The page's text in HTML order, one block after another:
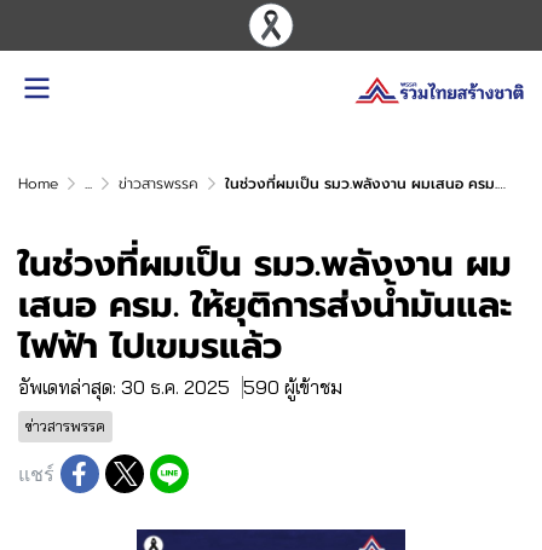
Home ... ข่าวสารพรรค ในช่วงที่ผมเป็น รมว.พลังงาน ผมเสนอ ครม. ให้ยุติการส่งน้ำมันและไฟฟ้า ไปเขมรแล้ว
ในช่วงที่ผมเป็น รมว.พลังงาน ผม
เสนอ ครม. ให้ยุติการส่งน้ำมันและ
ไฟฟ้า ไปเขมรแล้ว
อัพเดทล่าสุด: 30 ธ.ค. 2025 590 ผู้เข้าชม
ข่าวสารพรรค
แชร์